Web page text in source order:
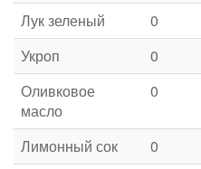
Лук зеленый
0
Укроп
0
Оливковое
масло
0
Лимонный сок 0